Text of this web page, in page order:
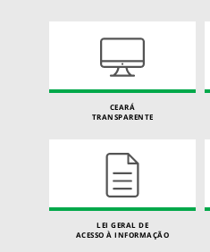
CEARÁ
TRANSPARENTE
LEI GERAL DE
ACESSO À INFORMAÇÃO